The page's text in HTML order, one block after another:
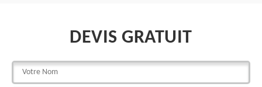
DEVIS GRATUIT